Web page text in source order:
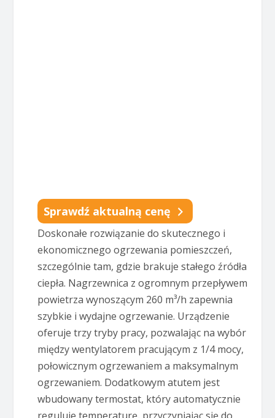
Sprawdź aktualną cenę
Doskonałe rozwiązanie do skutecznego i
ekonomicznego ogrzewania pomieszczeń,
szczególnie tam, gdzie brakuje stałego źródła
ciepła. Nagrzewnica z ogromnym przepływem
powietrza wynoszącym 260 m³/h zapewnia
szybkie i wydajne ogrzewanie. Urządzenie
oferuje trzy tryby pracy, pozwalając na wybór
między wentylatorem pracującym z 1/4 mocy,
połowicznym ogrzewaniem a maksymalnym
ogrzewaniem. Dodatkowym atutem jest
wbudowany termostat, który automatycznie